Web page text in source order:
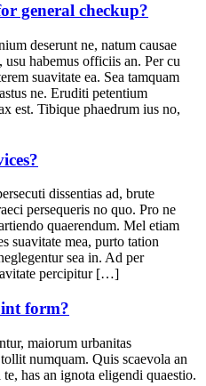
general checkup?
deserunt ne, natum causae
habemus officiis an. Per cu
suavitate ea. Sea tamquam
ne. Eruditi petentium
est. Tibique phaedrum ius no,
dissentias ad, brute
persequeris no quo. Pro ne
quaerendum. Mel etiam
suavitate mea, purto tation
sea in. Ad per
percipitur […]
form?
maiorum urbanitas
numquam. Quis scaevola an
has an ignota eligendi quaestio.